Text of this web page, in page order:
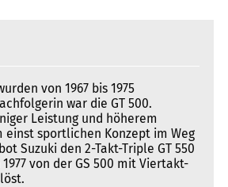
von 1967 bis 1975
war die GT 500.
Leistung und höherem
einst sportlichen Konzept im Weg
Suzuki den 2-Takt-Triple GT 550
von der GS 500 mit Viertakt-